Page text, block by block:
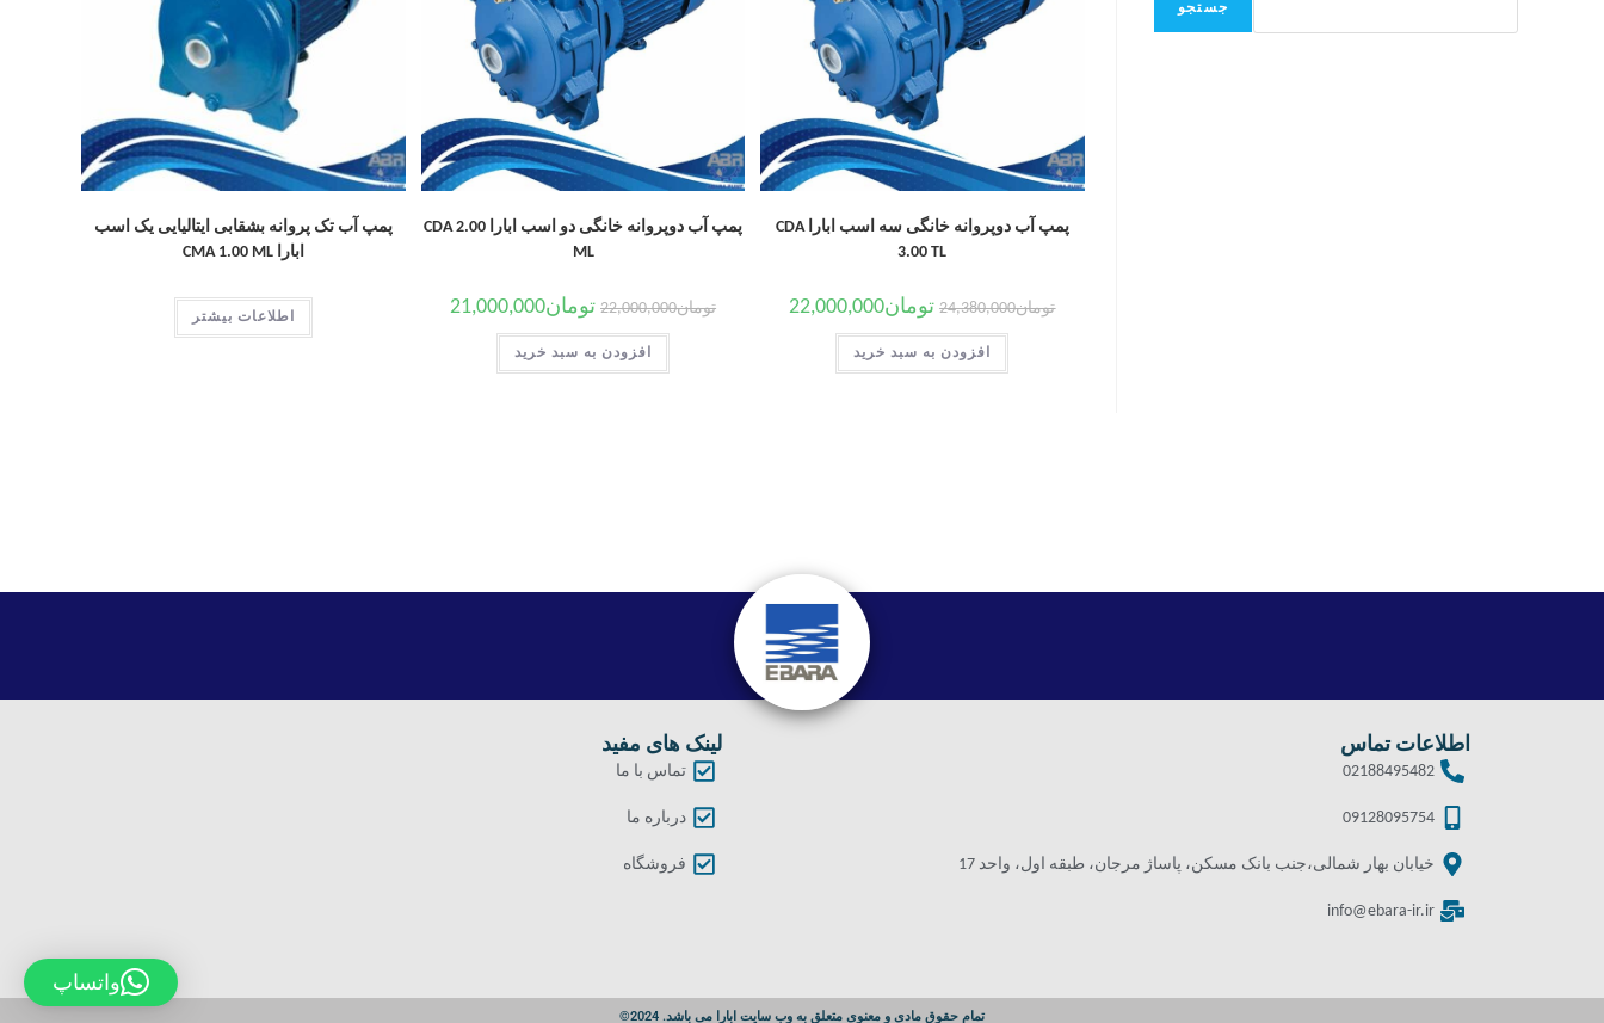
پمپ آب دوپروانه خانگی سه اسب ابارا CDA
3.00 TL
تومان24,380,000 تومان22,000,000
افزودن به سبد خرید
پمپ آب دوپروانه خانگی دو اسب ابارا CDA 2.00
ML
تومان22,000,000 تومان21,000,000
افزودن به سبد خرید
پمپ آب تک پروانه بشقابی ایتالیایی یک اسب
ابارا CMA 1.00 ML
اطلاعات بیشتر
جستجو
اطلاعات تماس
02188495482
09128095754
خیابان بهار شمالی،جنب بانک مسکن، پاساژ مرجان، طبقه اول، واحد 17
info@ebara-ir.ir
لینک های مفید
تماس با ما
درباره ما
فروشگاه
تمام حقوق مادی و معنوی متعلق به وب سایت ابارا می باشد. 2024©
واتساپ